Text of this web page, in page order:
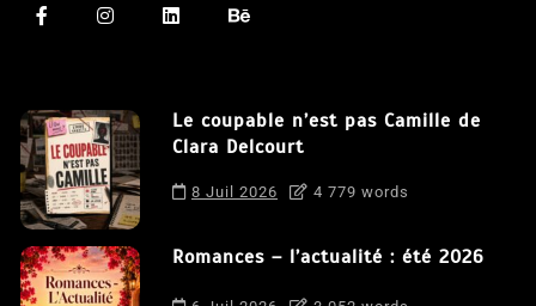
Le coupable n’est pas Camille de
Clara Delcourt
8 Juil 2026 4 779 words
Romances – l’actualité : été 2026